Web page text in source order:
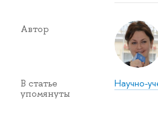
Автор
В статье
упомянуты
Научно-